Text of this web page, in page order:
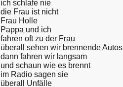
ich schlafe nie
die Frau ist nicht
Frau Holle
Pappa und ich
fahren oft zu der Frau
überall sehen wir brennende Autos
dann fahren wir langsam
und schaun wie es brennt
im Radio sagen sie
überall Unfälle